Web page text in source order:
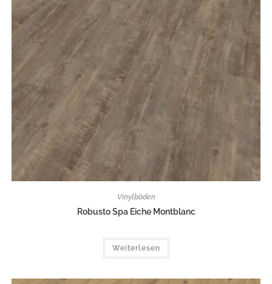
Vinylböden
Robusto Spa Eiche Montblanc
Weiterlesen